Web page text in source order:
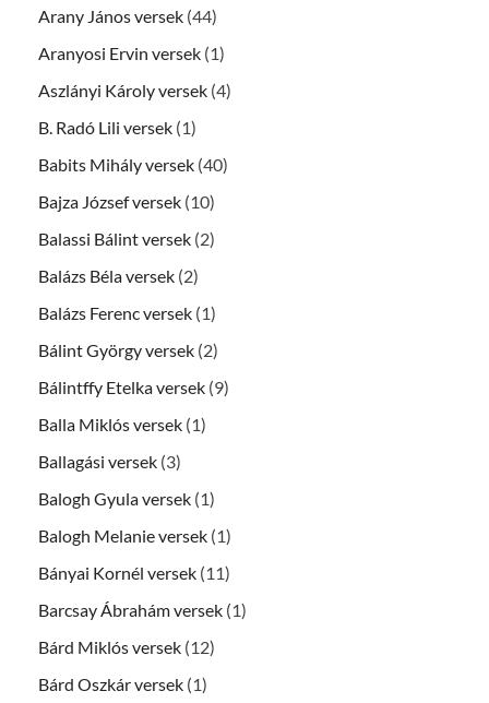
Arany János versek (44)
Aranyosi Ervin versek (1)
Aszlányi Károly versek (4)
B. Radó Lili versek (1)
Babits Mihály versek (40)
Bajza József versek (10)
Balassi Bálint versek (2)
Balázs Béla versek (2)
Balázs Ferenc versek (1)
Bálint György versek (2)
Bálintffy Etelka versek (9)
Balla Miklós versek (1)
Ballagási versek (3)
Balogh Gyula versek (1)
Balogh Melanie versek (1)
Bányai Kornél versek (11)
Barcsay Ábrahám versek (1)
Bárd Miklós versek (12)
Bárd Oszkár versek (1)